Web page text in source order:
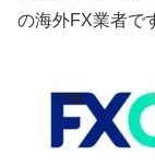
の海外FX業者で